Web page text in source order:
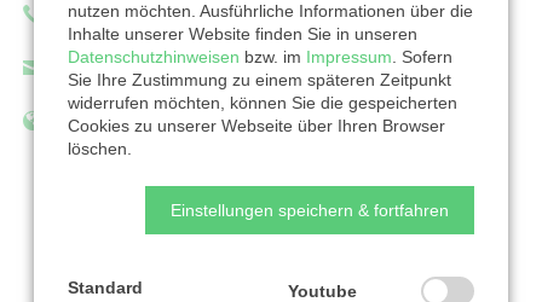
Telefon: +495215837191
karin.lammers-nehrkorn@kirche-bielefeld.de
https://www.kirche-bielefeld.de/
Zur Organisation
nutzen möchten. Ausführliche Informationen über die
Inhalte unserer Website finden Sie in unseren
Datenschutzhinweisen bzw. im Impressum . Sofern
Sie Ihre Zustimmung zu einem späteren Zeitpunkt
widerrufen möchten, können Sie die gespeicherten
Cookies zu unserer Webseite über Ihren Browser
löschen.
Einstellungen speichern & fortfahren
Standard Youtube